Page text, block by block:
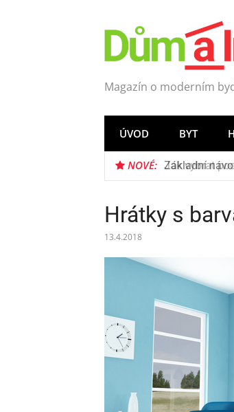
Magazín o moderním
ÚVOD BYT
NOVÉ: Jak vybrat
Hrátky s
13.4.2018